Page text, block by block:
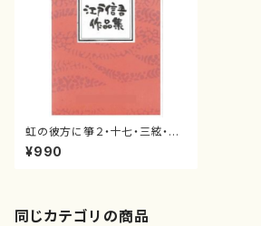
虹の彼方に箏２・十七・三絃・尺
八江戸 信吾
¥990
同じカテゴリの商品